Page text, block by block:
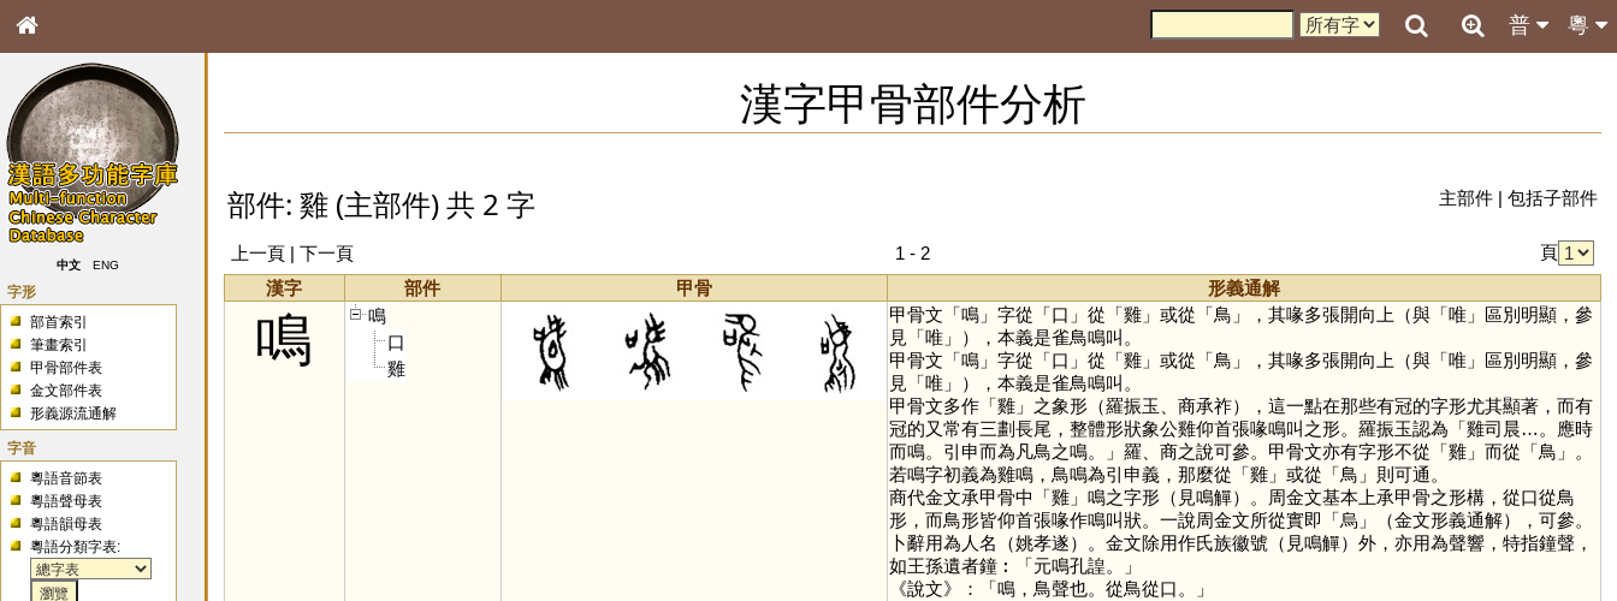
粵
普
中文 ENG
字形
部首索引
筆畫索引
甲骨部件表
金文部件表
形義源流通解
字音
粵語音節表
粵語聲母表
粵語韻母表
粵語分類字表:
漢字甲骨部件分析
部件: 雞 (主部件) 共 2 字 主部件| 包括子部件
上一頁 | 下一頁 1 - 2
頁
漢字
部件 甲骨 形義通解
鳴
鳴
口
雞
甲骨文「鳴」字從「口 」從「雞」或從「鳥 」，其喙多張開向上（與「唯」區別明顯，參
見「唯」），本義是雀鳥鳴叫。
甲骨文「鳴」字從「口 」從「雞」或從「鳥 」，其喙多張開向上（與「唯」區別明顯，參
見「唯」），本義是雀鳥鳴叫。
甲骨文多作「雞」之象形（羅振玉、商承祚），這一點在那些有冠的字形尤其顯著，而有
冠的又常有三劃長尾，整體形狀象公雞仰首張喙鳴叫之形。羅振玉認為「雞司晨…。應時
而鳴。引申而為凡鳥之鳴。」羅、商之說可參。甲骨文亦有字形不從「雞」而從「鳥 」。
若鳴字初義為雞鳴，鳥鳴為引申義，那麼從「雞」或從「鳥 」則可通。
商代金文承甲骨中「雞」鳴之字形（見鳴觶）。周金文基本上承甲骨之形構，從口從鳥
形，而鳥形皆仰首張喙作鳴叫狀。一說周金文所從實即「烏 」（金文形義通解），可參。
卜辭用為人名（姚孝遂）。金文除用作氏族徽號（見鳴觶）外，亦用為聲響，特指鐘聲，
如王孫遺者鐘︰「元鳴孔諻。」
《說文》：「鳴，鳥聲也。從鳥從口。」